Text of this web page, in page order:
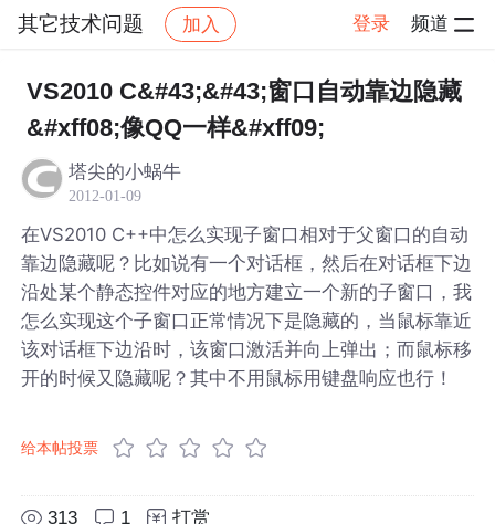
其它技术问题 加入 登录 频道
社区 其它技术问题 帖子详情
VS2010 C&#43;&#43;窗口自动靠边隐藏
&#xff08;像QQ一样&#xff09;
塔尖的小蜗牛
2012-01-09
在VS2010 C++中怎么实现子窗口相对于父窗口的自动
靠边隐藏呢？比如说有一个对话框，然后在对话框下边
沿处某个静态控件对应的地方建立一个新的子窗口，我
怎么实现这个子窗口正常情况下是隐藏的，当鼠标靠近
该对话框下边沿时，该窗口激活并向上弹出；而鼠标移
开的时候又隐藏呢？其中不用鼠标用键盘响应也行！
给本帖投票
313 1 打赏